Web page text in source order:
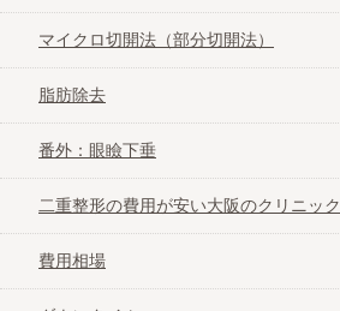
あごのプチ整形
眉間のプチ整形
費用相場
痛み・ダウンタイム
マイクロ切開法（部分切開法）
脂肪除去
番外：眼瞼下垂
二重整形の費用が安い大阪のクリニック
費用相場